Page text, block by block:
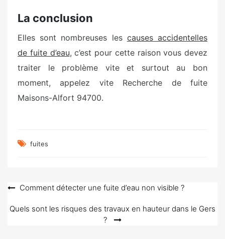
La conclusion
Elles sont nombreuses les causes accidentelles
de fuite d’eau, c’est pour cette raison vous devez
traiter le problème vite et surtout au bon
moment, appelez vite Recherche de fuite
Maisons-Alfort 94700.
fuites
Navigation
de
Comment détecter une fuite d’eau non visible ?
Quels sont les risques des travaux en hauteur dans le Gers
?